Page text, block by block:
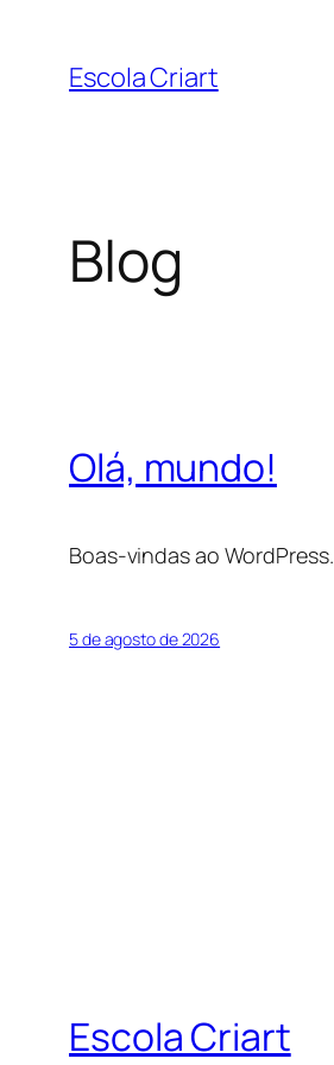
Escola Criart
Blog
Olá, mundo!
Boas-vindas ao
5 de agosto de 2026
Escola Criart